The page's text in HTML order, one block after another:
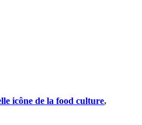
icône de la food culture,